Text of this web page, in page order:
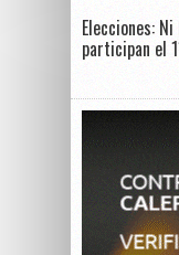
Elecciones:
participan el